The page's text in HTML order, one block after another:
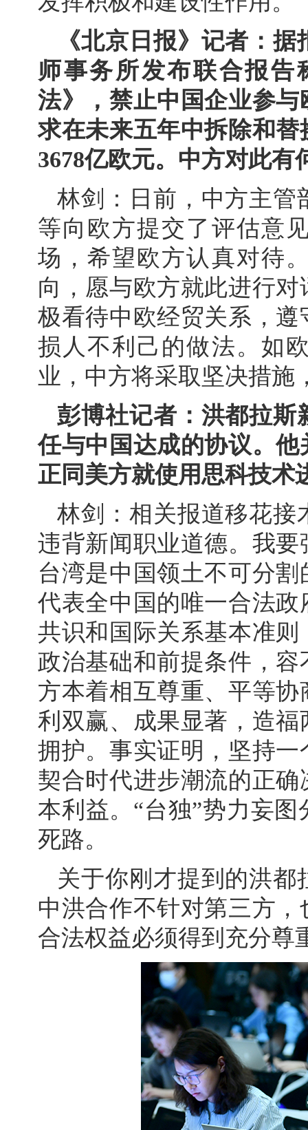
《北京日报》记者：
师事务所发布联合报告
法》，禁止中国企业参
求在未来五年中拆除和
3678亿欧元。中方对此有
林剑：日前，中方主管
等向欧方提交了评估意
场，希望欧方认真对待
向，愿与欧方就此进行
极看待中欧经贸关系，
损人不利己的做法。如
业，中方将采取坚决措施
彭博社记者：洪都拉斯
任与中国达成的协议。
正同美方就使用思科技术
林剑：相关报道移花接
违背新闻职业道德。我
台湾是中国领土不可分
代表全中国的唯一合法
共识和国际关系基本准
政治基础和前提条件，
方本着相互尊重、平等
利双赢、成果显著，造
拥护。事实证明，坚持
契合时代进步潮流的正
本利益。“台独”势力妄
死路。
关于你刚才提到的洪
中洪合作不针对第三方
合法权益必须得到充分尊